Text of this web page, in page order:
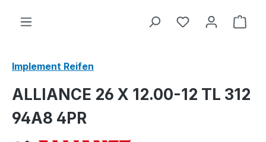
Implement Reifen
ALLIANCE 26 X 12.00-12 TL 312
94A8 4PR